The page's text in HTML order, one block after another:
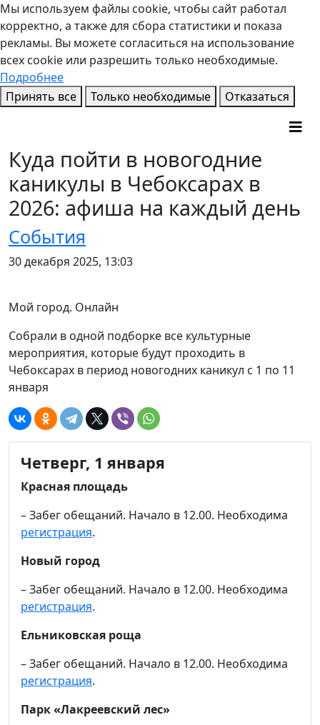
Мы используем файлы cookie, чтобы сайт работал
корректно, а также для сбора статистики и показа
рекламы. Вы можете согласиться на использование
всех cookie или разрешить только необходимые.
Подробнее
Принять все
Только необходимые Отказаться
Куда пойти в новогодние
каникулы в Чебоксарах в
2026: афиша на каждый день
События
30 декабря 2025, 13:03
Мой город. Онлайн
Собрали в одной подборке все культурные
мероприятия, которые будут проходить в
Чебоксарах в период новогодних каникул с 1 по 11
января
Четверг, 1 января
Красная площадь
– Забег обещаний. Начало в 12.00. Необходима
регистрация.
Новый город
– Забег обещаний. Начало в 12.00. Необходима
регистрация.
Ельниковская роща
– Забег обещаний. Начало в 12.00. Необходима
регистрация.
Парк «Лакреевский лес»